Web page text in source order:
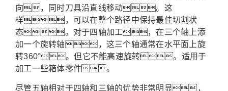
向，同时刀具沿直线移动。这
样，可以在整个路径中保持最佳切割状
态。对于四轴加工，在三个轴上添
加一个旋转轴，这三个轴通常在水平面上旋
转360°。但它不能高速旋转。适用于
加工一些箱体零件。
尽管五轴相对于四轴和三轴的优势非常明显，